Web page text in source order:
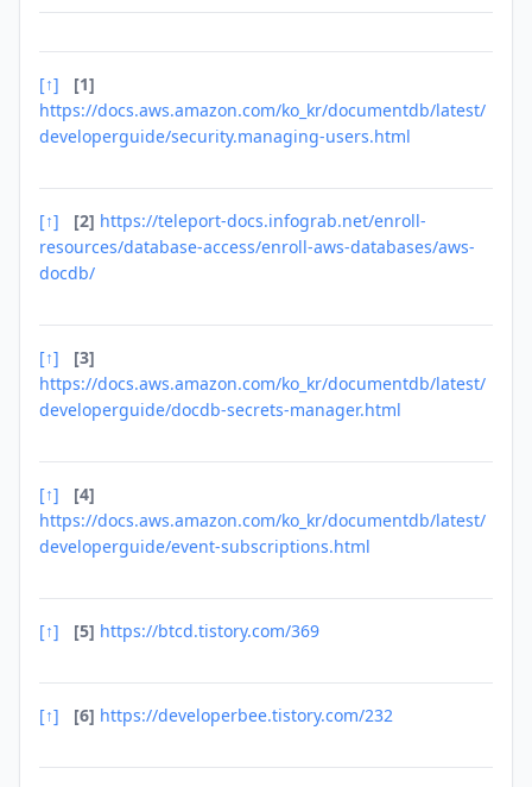
[↑]
[1]
https://docs.aws.amazon.com/ko_kr/documentdb/latest/
developerguide/security.managing-users.html
[↑] [2] https://teleport-docs.infograb.net/enroll-
resources/database-access/enroll-aws-databases/aws-
docdb/
[↑]
[3]
https://docs.aws.amazon.com/ko_kr/documentdb/latest/
developerguide/docdb-secrets-manager.html
[↑]
[4]
https://docs.aws.amazon.com/ko_kr/documentdb/latest/
developerguide/event-subscriptions.html
[↑] [5] https://btcd.tistory.com/369
[↑] [6] https://developerbee.tistory.com/232